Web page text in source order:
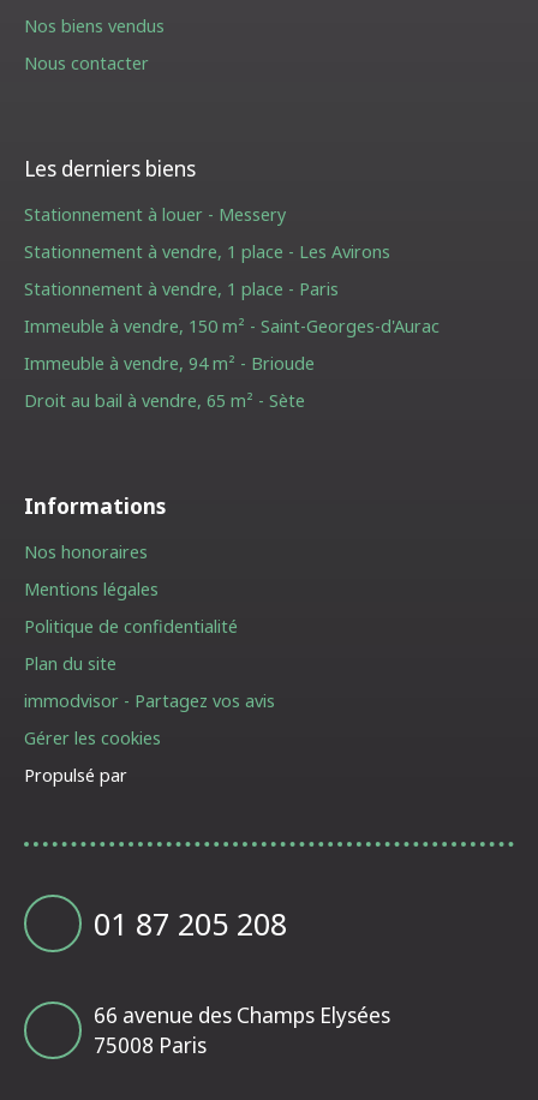
Nos biens vendus
Nous contacter
Les derniers biens
Stationnement à louer - Messery
Stationnement à vendre, 1 place - Les Avirons
Stationnement à vendre, 1 place - Paris
Immeuble à vendre, 150 m² - Saint-Georges-d'Aurac
Immeuble à vendre, 94 m² - Brioude
Droit au bail à vendre, 65 m² - Sète
Informations
Nos honoraires
Mentions légales
Politique de confidentialité
Plan du site
immodvisor - Partagez vos avis
Gérer les cookies
Propulsé par
01 87 205 208
66 avenue des Champs Elysées
75008 Paris